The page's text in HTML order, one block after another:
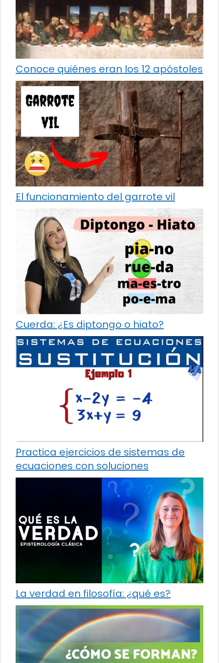
Conoce quiénes eran los 12 apóstoles
El funcionamiento del garrote vil
Cuerda: ¿Es diptongo o hiato?
Practica ejercicios de sistemas de
ecuaciones con soluciones
La verdad en filosofía: ¿qué es?